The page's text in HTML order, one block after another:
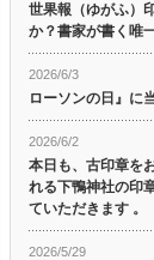
世果報（ゆがふ）
か？書家が書く唯
2026/6/3
ローソンの日』に
2026/6/2
本日も、古印章を
れる下鴨神社の印
ていただきます 。
2026/5/29